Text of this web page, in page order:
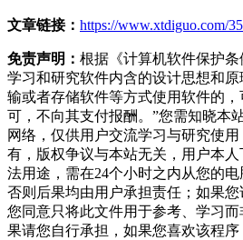
文章链接： https://www.xtdiguo.com/
免责声明： 根据《计算机软件保护
学习和研究软件内含的设计思想和
输或者存储软件等方式使用软件的
可，不向其支付报酬。”您需知晓本
网络，仅供用户交流学习与研究使
有，版权争议与本站无关，用户本
法用途，需在24个小时之内从您的电
否则后果均由用户承担责任；如果
您同意只将此文件用于参考、学习
果请您自行承担，如果您喜欢该程